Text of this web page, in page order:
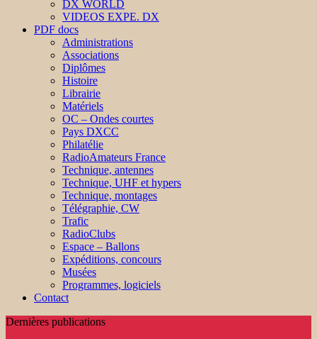
DX WORLD
VIDEOS EXPE. DX
PDF docs
Administrations
Associations
Diplômes
Histoire
Librairie
Matériels
OC – Ondes courtes
Pays DXCC
Philatélie
RadioAmateurs France
Technique, antennes
Technique, UHF et hypers
Technique, montages
Télégraphie, CW
Trafic
RadioClubs
Espace – Ballons
Expéditions, concours
Musées
Programmes, logiciels
Contact
Dernières publications